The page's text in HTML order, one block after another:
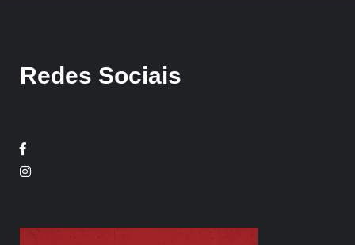
Redes Sociais
Facebook
Twitter